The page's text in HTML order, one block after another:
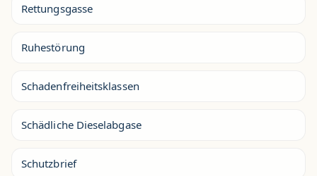
Rettungsgasse
Ruhestörung
Schadenfreiheitsklassen
Schädliche Dieselabgase
Schutzbrief